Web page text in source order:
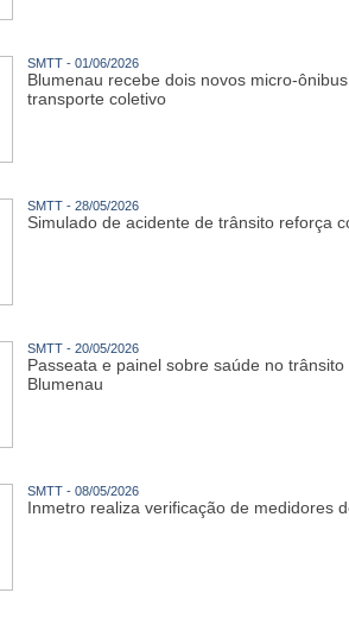
SMTT - 01/06/2026
Blumenau recebe dois novos micro-
transporte coletivo
SMTT - 28/05/2026
Simulado de acidente de trânsito reforça
SMTT - 20/05/2026
Passeata e painel sobre saúde no
Blumenau
SMTT - 08/05/2026
Inmetro realiza verificação de medidores